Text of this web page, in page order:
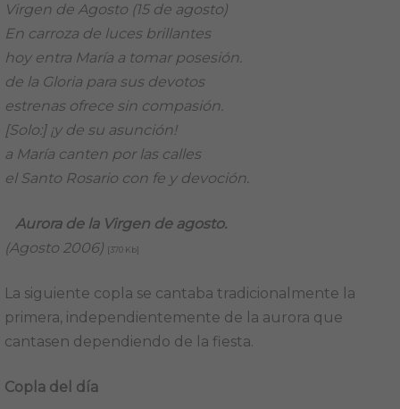
Virgen de Agosto (15 de agosto)
En carroza de luces brillantes
hoy entra María a tomar posesión.
de la Gloria para sus devotos
estrenas ofrece sin compasión.
[Solo:] ¡y de su asunción!
a María canten por las calles
el Santo Rosario con fe y devoción.
Aurora de la Virgen de agosto.
(Agosto 2006) [370 Kb]
La siguiente copla se cantaba tradicionalmente la
primera, independientemente de la aurora que
cantasen dependiendo de la fiesta.
Copla del día